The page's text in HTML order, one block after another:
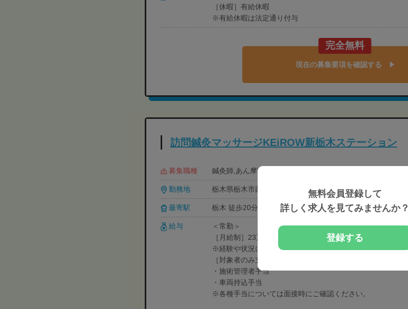
［休暇］有給休暇
※有給休暇は法定通り付与
完全無料
現在の募集要項を確認する
訪問鍼灸マッサージKEiROW新栃木ステーション
募集職種 鍼灸師,あん摩ﾏｯｻｰｼﾞ指圧師,国資学生（あん摩ﾏｯｻｰｼﾞ指圧）
勤務地 栃木県栃木市薗部町3-1-4
最寄駅 栃木 徒歩20分
給与
＜常勤＞
［月給制］23万円-
※経験や状況に応じて変動可能性有り
［対象者のみ支給］
・施術管理者手当
・車両持込手当
※各種手当については面接時にご確認ください。
無料会員登録して
詳しく求人を見てみませんか？
登録する